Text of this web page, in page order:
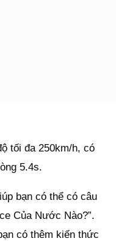
tối đa 250km/h, có
5.4s.
bạn có thể có câu
Của Nước Nào?”.
có thêm kiến thức